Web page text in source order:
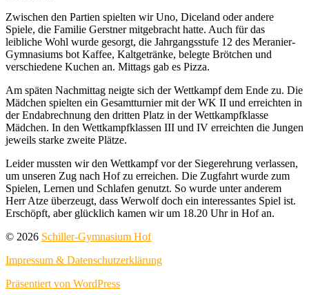
Zwischen den Partien spielten wir Uno, Diceland oder andere
Spiele, die Familie Gerstner mitgebracht hatte. Auch für das
leibliche Wohl wurde gesorgt, die Jahrgangsstufe 12 des Meranier-
Gymnasiums bot Kaffee, Kaltgetränke, belegte Brötchen und
verschiedene Kuchen an. Mittags gab es Pizza.
Am späten Nachmittag neigte sich der Wettkampf dem Ende zu. Die
Mädchen spielten ein Gesamtturnier mit der WK II und erreichten in
der Endabrechnung den dritten Platz in der Wettkampfklasse
Mädchen. In den Wettkampfklassen III und IV erreichten die Jungen
jeweils starke zweite Plätze.
Leider mussten wir den Wettkampf vor der Siegerehrung verlassen,
um unseren Zug nach Hof zu erreichen. Die Zugfahrt wurde zum
Spielen, Lernen und Schlafen genutzt. So wurde unter anderem
Herr Atze überzeugt, dass Werwolf doch ein interessantes Spiel ist.
Erschöpft, aber glücklich kamen wir um 18.20 Uhr in Hof an.
© 2026 Schiller-Gymnasium Hof
Impressum & Datenschutzerklärung
Präsentiert von WordPress